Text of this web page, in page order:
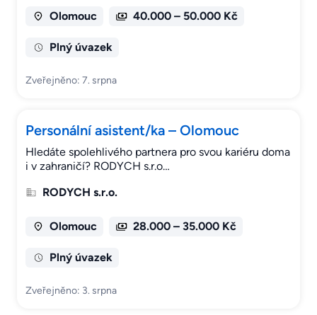
Olomouc 40.000 – 50.000 Kč
Plný úvazek
Zveřejněno: 7. srpna
Personální asistent/ka – Olomouc
Hledáte spolehlivého partnera pro svou kariéru doma
i v zahraničí? RODYCH s.r.o…
RODYCH s.r.o.
Olomouc 28.000 – 35.000 Kč
Plný úvazek
Zveřejněno: 3. srpna